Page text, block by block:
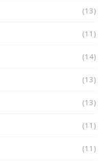
(13)
(11)
(14)
(13)
(13)
(11)
(11)